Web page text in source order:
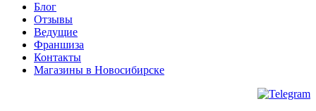
Блог
Отзывы
Ведущие
Франшиза
Контакты
Магазины в Новосибирске